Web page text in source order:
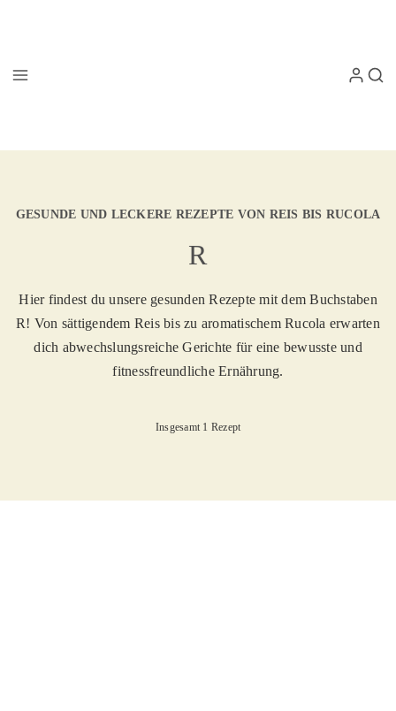
GESUNDE UND LECKERE REZEPTE VON REIS BIS RUCOLA
R
Hier findest du unsere gesunden Rezepte mit dem Buchstaben
R! Von sättigendem Reis bis zu aromatischem Rucola erwarten
dich abwechslungsreiche Gerichte für eine bewusste und
fitnessfreundliche Ernährung.
Insgesamt 1 Rezept